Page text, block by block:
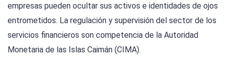
empresas pueden ocultar sus activos e identidades de ojos
entrometidos. La regulación y supervisión del sector de los
servicios financieros son competencia de la Autoridad
Monetaria de las Islas Caimán (CIMA).